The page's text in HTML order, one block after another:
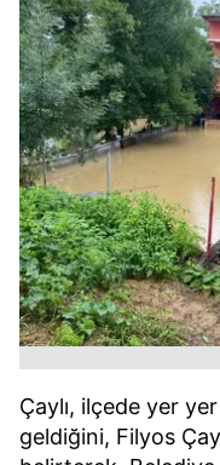
Çaylı, ilçede yer
geldiğini, Filyos